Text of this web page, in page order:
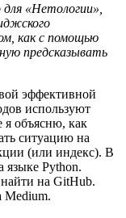
«Нетологии»,
как с помощью
предсказывать
эффективной
используют
объясню, как
ситуацию на
(или индекс). В
языке Python.
на GitHub.
Medium.